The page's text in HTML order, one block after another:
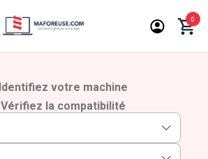
0
Identifiez votre machine
Vérifiez la compatibilité